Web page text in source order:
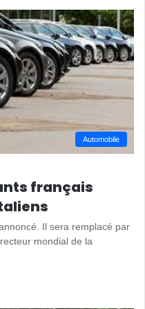
Automobile
français
Il sera remplacé par
mondial de la